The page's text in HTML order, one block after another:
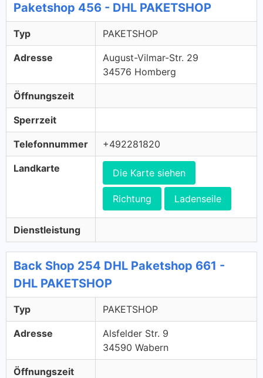
Paketshop 456 - DHL PAKETSHOP
Typ PAKETSHOP
Adresse
August-Vilmar-Str. 29
34576 Homberg
Öffnungszeit
Sperrzeit
Telefonnummer +492281820
Landkarte Die Karte siehen
Richtung Ladenseile
Dienstleistung
Back Shop 254 DHL Paketshop 661 -
DHL PAKETSHOP
Typ PAKETSHOP
Adresse
Alsfelder Str. 9
34590 Wabern
Öffnungszeit